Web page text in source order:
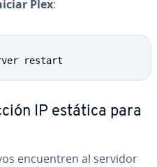
Plex:
restart
IP estática para
en­cue­n­tren al servidor